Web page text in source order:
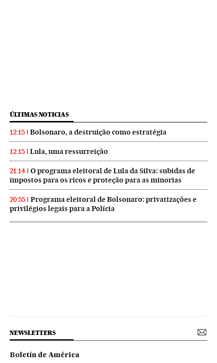
ÚLTIMAS NOTICIAS
12:15 Bolsonaro, a destruição como estratégia
12:15 Lula, uma ressurreição
21:14
O programa eleitoral de Lula da Silva: subidas de
impostos para os ricos e proteção para as minorias
20:55
Programa eleitoral de Bolsonaro: privatizações e
privilégios legais para a Polícia
NEWSLETTERS
Boletín de América